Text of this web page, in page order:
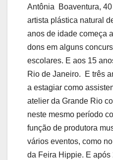
Antônia Boaventura,
artista plástica natural
anos de idade começa
dons em alguns
escolares. E aos 15
Rio de Janeiro. E três
a estagiar como
atelier da Grande Rio
neste mesmo período
função de produtora
vários eventos, como
da Feira Hippie. E